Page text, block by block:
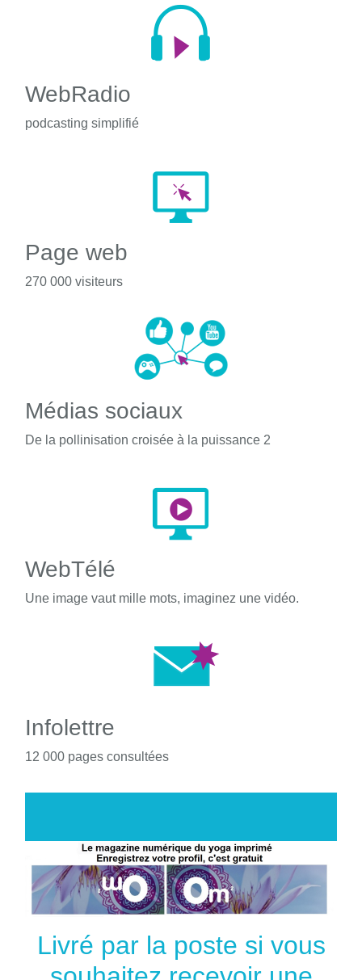
WebRadio
podcasting simplifié
Page web
270 000 visiteurs
Médias sociaux
De la pollinisation croisée à la puissance 2
WebTélé
Une image vaut mille mots, imaginez une vidéo.
Infolettre
12 000 pages consultées
Livré par la poste si vous